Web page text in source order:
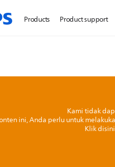
Products Product support
Kami tidak
ini, Anda perlu untuk
Klik